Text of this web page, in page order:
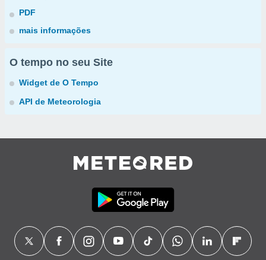
PDF
mais informações
O tempo no seu Site
Widget de O Tempo
API de Meteorologia